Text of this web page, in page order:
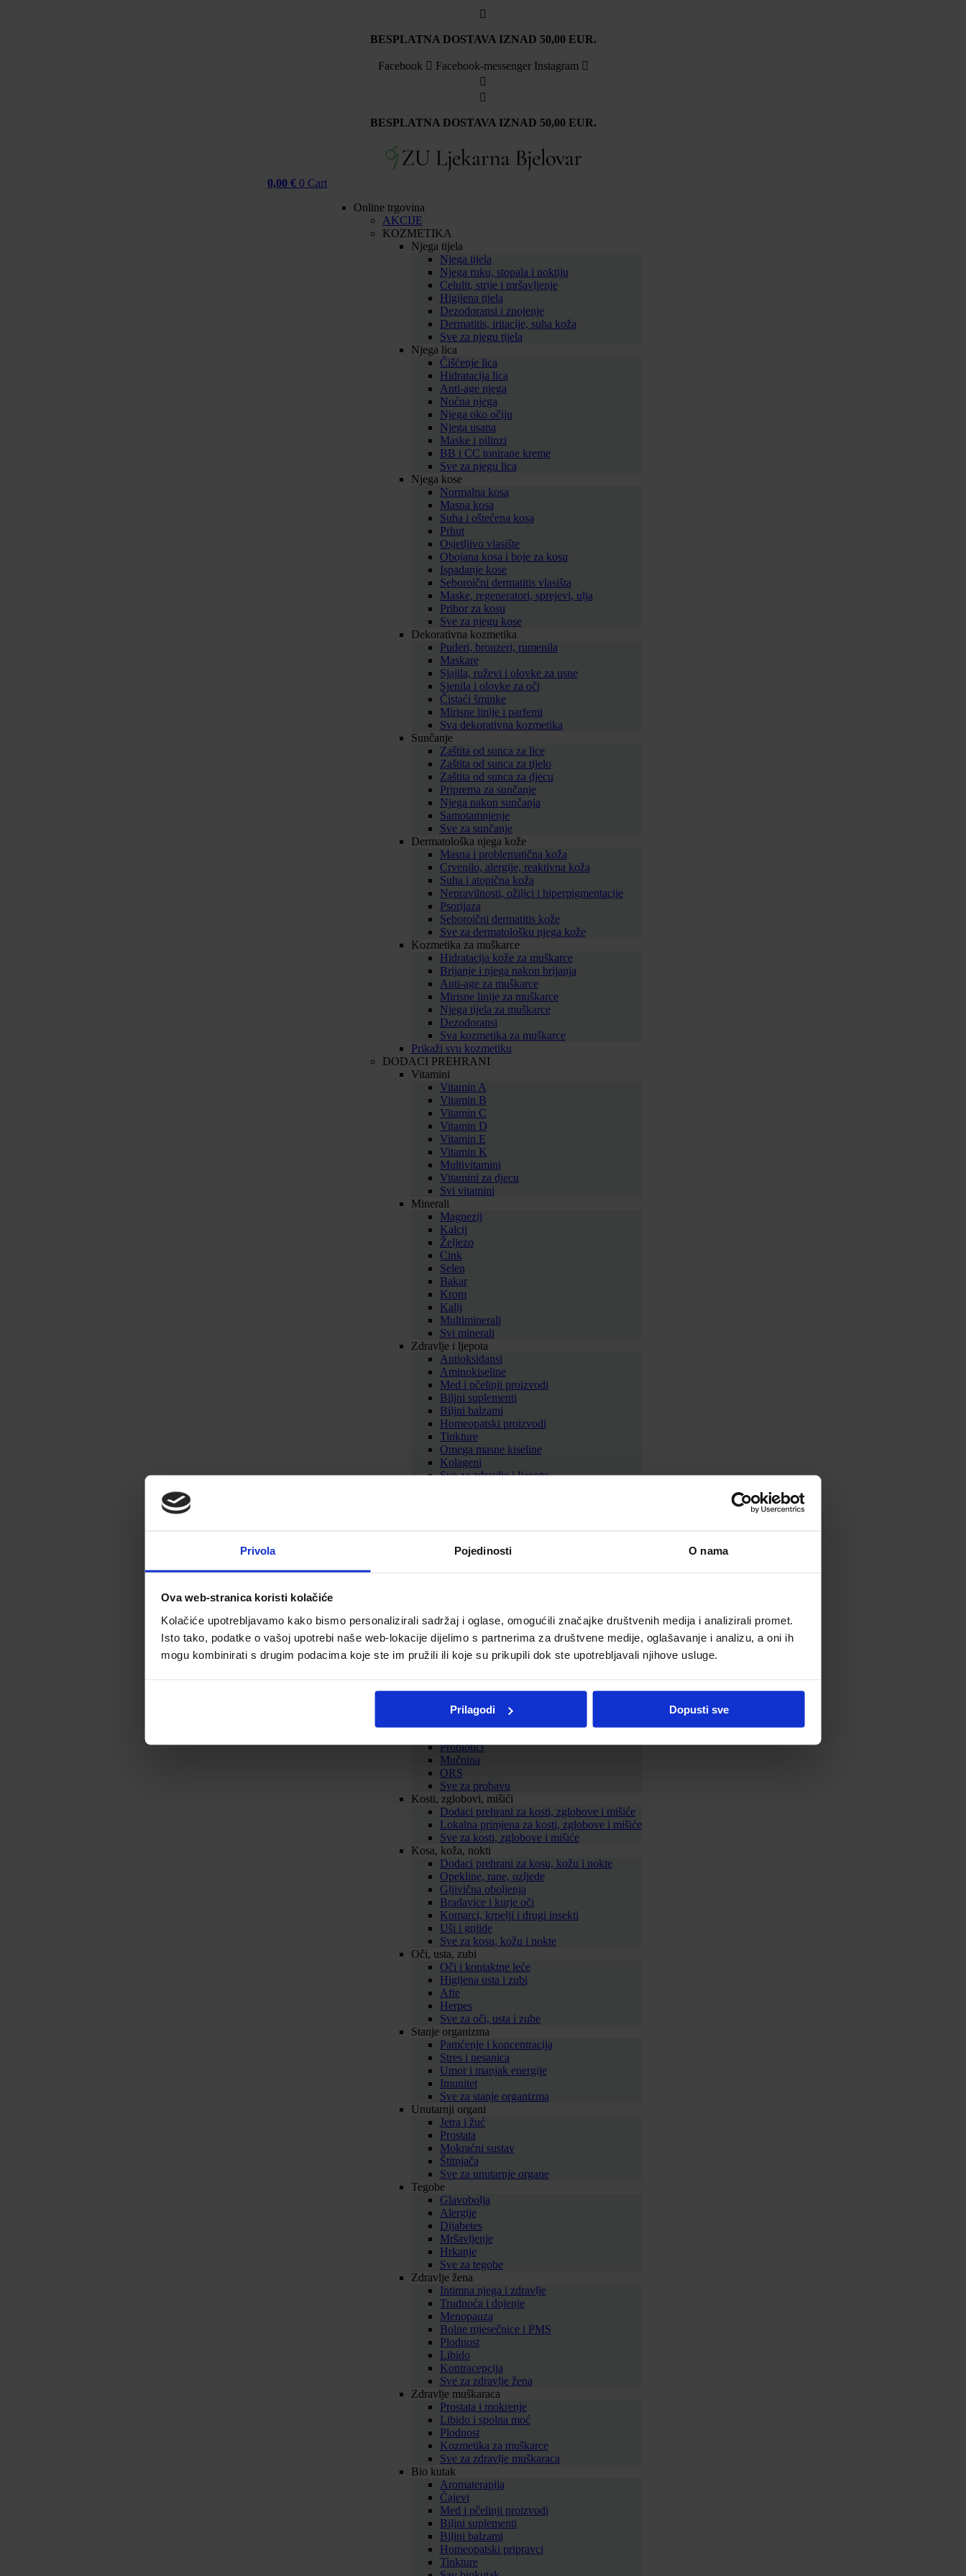
Privola Pojedinosti O nama
Ova web-stranica koristi kolačiće
Kolačiće upotrebljavamo kako bismo personalizirali sadržaj i oglase, omogućili značajke društvenih medija i analizirali promet.
Isto tako, podatke o vašoj upotrebi naše web-lokacije dijelimo s partnerima za društvene medije, oglašavanje i analizu, a oni ih
mogu kombinirati s drugim podacima koje ste im pružili ili koje su prikupili dok ste upotrebljavali njihove usluge.
Prilagodi Dopusti sve
BESPLATNA DOSTAVA IZNAD 50,00 EUR.
Facebook Facebook-messenger Instagram
BESPLATNA DOSTAVA IZNAD 50,00 EUR.
0,00 € 0 Cart
Online trgovina
AKCIJE
KOZMETIKA
Njega tijela
Njega tijela
Njega ruku, stopala i noktiju
Celulit, strije i mršavljenje
Higijena tijela
Dezodoransi i znojenje
Dermatitis, iritacije, suha koža
Sve za njegu tijela
Njega lica
Čišćenje lica
Hidratacija lica
Anti-age njega
Noćna njega
Njega oko očiju
Njega usana
Maske i pilinzi
BB i CC tonirane kreme
Sve za njegu lica
Njega kose
Normalna kosa
Masna kosa
Suha i oštećena kosa
Prhut
Osjetljivo vlasište
Obojana kosa i boje za kosu
Ispadanje kose
Seboroični dermatitis vlasišta
Maske, regeneratori, sprejevi, ulja
Pribor za kosu
Sve za njegu kose
Dekorativna kozmetika
Puderi, bronzeri, rumenila
Maskare
Sjajila, ruževi i olovke za usne
Sjenila i olovke za oči
Čistaći šminke
Mirisne linije i parfemi
Sva dekorativna kozmetika
Sunčanje
Zaštita od sunca za lice
Zaštita od sunca za tijelo
Zaštita od sunca za djecu
Priprema za sunčanje
Njega nakon sunčanja
Samotamnjenje
Sve za sunčanje
Dermatološka njega kože
Masna i problematična koža
Crvenilo, alergije, reaktivna koža
Suha i atopična koža
Nepravilnosti, ožiljci i hiperpigmentacije
Psorijaza
Seboroični dermatitis kože
Sve za dermatološku njega kože
Kozmetika za muškarce
Hidratacija kože za muškarce
Brijanje i njega nakon brijanja
Anti-age za muškarce
Mirisne linije za muškarce
Njega tijela za muškarce
Dezodoransi
Sva kozmetika za muškarce
Prikaži svu kozmetiku
DODACI PREHRANI
Vitamini
Vitamin A
Vitamin B
Vitamin C
Vitamin D
Vitamin E
Vitamin K
Multivitamini
Vitamini za djecu
Svi vitamini
Minerali
Magnezij
Kalcij
Željezo
Cink
Selen
Bakar
Krom
Kalij
Multiminerali
Svi minerali
Zdravlje i ljepota
Antioksidansi
Aminokiseline
Med i pčelinji proizvodi
Biljni suplementi
Biljni balzami
Homeopatski proizvodi
Tinkture
Omega masne kiseline
Kolageni
Sve za zdravlje i ljepotu
Nos i dišni putevi
Cirkulacija
Kolesterol
Proširene vene
Hemeroidi
Želučane tegobe
Zatvor
Probiotici
Mučnina
ORS
Sve za probavu
Kosti, zglobovi, mišići
Dodaci prehrani za kosti, zglobove i mišiće
Lokalna primjena za kosti, zglobove i mišiće
Sve za kosti, zglobove i mišiće
Kosa, koža, nokti
Dodaci prehrani za kosu, kožu i nokte
Opekline, rane, ozljede
Gljivična oboljenja
Bradavice i kurje oči
Komarci, krpelji i drugi insekti
Uši i gnjide
Sve za kosu, kožu i nokte
Oči, usta, zubi
Oči i kontaktne leće
Higijena usta i zubi
Afte
Herpes
Sve za oči, usta i zube
Stanje organizma
Pamćenje i koncentracija
Stres i nesanica
Umor i manjak energije
Imunitet
Sve za stanje organizma
Unutarnji organi
Jetra i žuć
Prostata
Mokraćni sustav
Štitnjača
Sve za unutarnje organe
Tegobe
Glavobolja
Alergije
Dijabetes
Mršavljenje
Hrkanje
Sve za tegobe
Zdravlje žena
Intimna njega i zdravlje
Trudnoća i dojenje
Menopauza
Bolne mjesečnice i PMS
Plodnost
Libido
Kontracepcija
Sve za zdravlje žena
Zdravlje muškaraca
Prostata i mokrenje
Libido i spolna moć
Plodnost
Kozmetika za muškarce
Sve za zdravlje muškaraca
Bio kutak
Aromaterapija
Čajevi
Med i pčelinji proizvodi
Biljni suplementi
Biljni balzami
Homeopatski pripravci
Tinkture